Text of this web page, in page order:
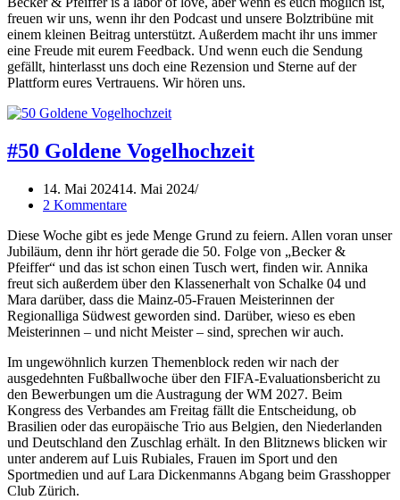
freuen wir uns, wenn ihr den Podcast und unsere Bolztribüne mit
einem kleinen Beitrag unterstützt. Außerdem macht ihr uns immer
eine Freude mit eurem Feedback. Und wenn euch die Sendung
gefällt, hinterlasst uns doch eine Rezension und Sterne auf der
Plattform eures Vertrauens. Wir hören uns.
#50 Goldene Vogelhochzeit
14. Mai 202414. Mai 2024
2 Kommentare
Diese Woche gibt es jede Menge Grund zu feiern. Allen voran unser
Jubiläum, denn ihr hört gerade die 50. Folge von „Becker &
Pfeiffer“ und das ist schon einen Tusch wert, finden wir. Annika
freut sich außerdem über den Klassenerhalt von Schalke 04 und
Mara darüber, dass die Mainz-05-Frauen Meisterinnen der
Regionalliga Südwest geworden sind. Darüber, wieso es eben
Meisterinnen – und nicht Meister – sind, sprechen wir auch.
Im ungewöhnlich kurzen Themenblock reden wir nach der
ausgedehnten Fußballwoche über den FIFA-Evaluationsbericht zu
den Bewerbungen um die Austragung der WM 2027. Beim
Kongress des Verbandes am Freitag fällt die Entscheidung, ob
Brasilien oder das europäische Trio aus Belgien, den Niederlanden
und Deutschland den Zuschlag erhält. In den Blitznews blicken wir
unter anderem auf Luis Rubiales, Frauen im Sport und den
Sportmedien und auf Lara Dickenmanns Abgang beim Grasshopper
Club Zürich.